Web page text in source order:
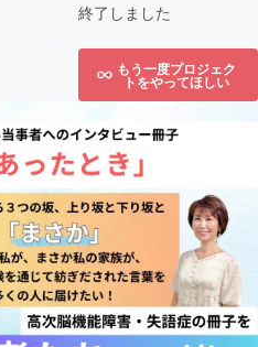
終了しました
もう一度プロジェク
トをやってほしい